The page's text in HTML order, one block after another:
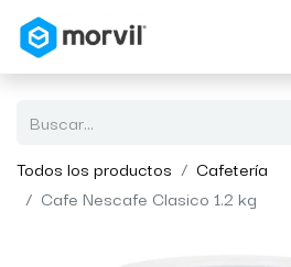
Todos los productos
Cafetería
Cafe Nescafe Clasico 1.2 kg